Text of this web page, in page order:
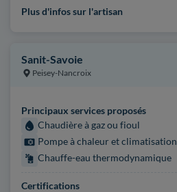
Plus d'infos sur l'artisan
Sanit-Savoie
Peisey-Nancroix
Principaux services proposés
Chaudière à gaz ou fioul
Pompe à chaleur et climatisation
Chauffe-eau thermodynamique
Certifications